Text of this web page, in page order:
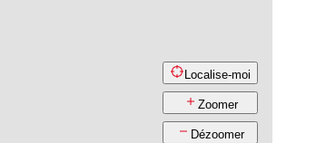
Localise-moi
Zoomer
Dézoomer